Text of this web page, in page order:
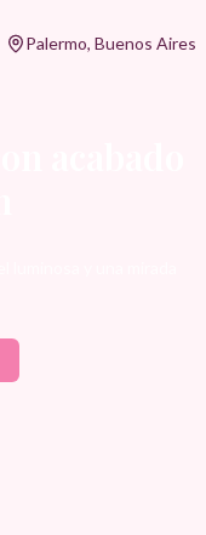
Palermo, Buenos Aires